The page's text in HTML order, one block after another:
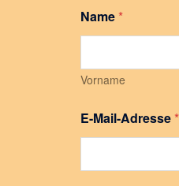
Name *
Vorname
M
o
i
E-Mail-Adresse *